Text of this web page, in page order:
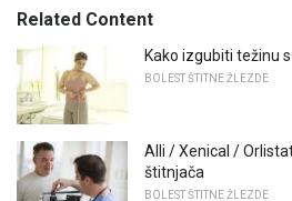
Related Content
Kako izgubiti težinu
BOLEST ŠTITNE ŽLEZDE
Alli / Xenical /
štitnjača
BOLEST ŠTITNE ŽLEZDE